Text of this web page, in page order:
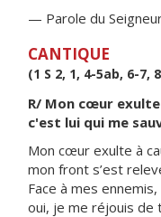
— Parole du
CANTIQUE
(1 S 2, 1, 4-5ab, 6-7,
R/ Mon cœur exulte
c'est lui qui me
Mon cœur exulte à
mon front s’est
Face à mes
oui, je me réjouis de